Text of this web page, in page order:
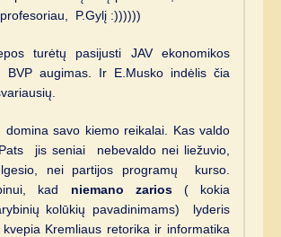
P.Gylį :))))))
turėtų pasijusti JAV ekonomikos
BVP augimas. Ir E.Musko indėlis čia
domina savo kiemo reikalai. Kas valdo
jis seniai nebevaldo nei liežuvio,
nei partijos programų kurso.
kad niemano zarios( kokia
kolūkių pavadinimams) lyderis
Kremliaus retorika ir informatika